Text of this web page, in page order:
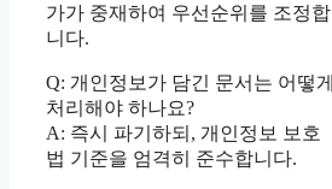
가가 중재하여 우선순위를 조정합
니다.
Q: 개인정보가 담긴 문서는 어떻게
처리해야 하나요?
A: 즉시 파기하되, 개인정보 보호
법 기준을 엄격히 준수합니다.